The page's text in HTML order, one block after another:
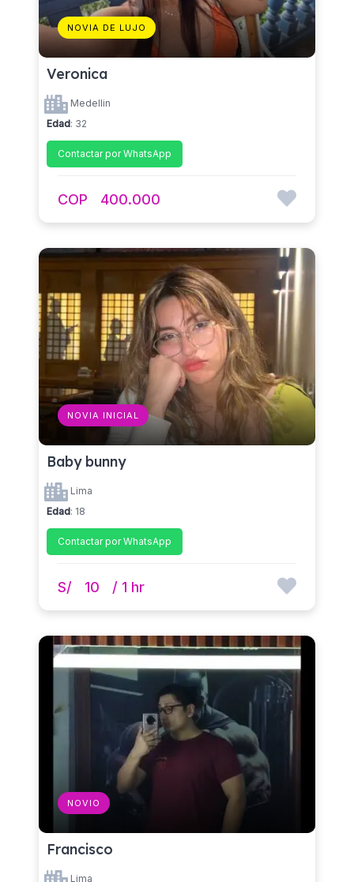
NOVIA DE LUJO
Veronica
Medellin
Edad: 32
Contactar por WhatsApp
COP 400.000
NOVIA INICIAL
Baby bunny
Lima
Edad: 18
Contactar por WhatsApp
S/ 10 / 1 hr
NOVIO
Francisco
Lima